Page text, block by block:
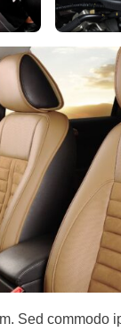
Sed commodo